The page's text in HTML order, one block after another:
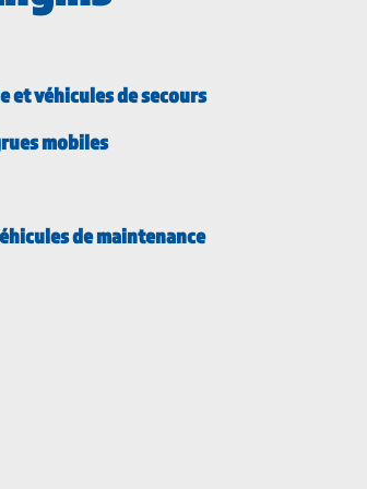
et véhicules de secours
mobiles
de maintenance